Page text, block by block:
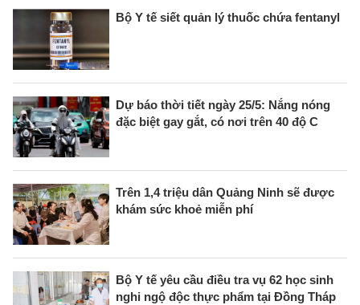
Bộ Y tế siết quản lý thuốc chứa fentanyl
Dự báo thời tiết ngày 25/5: Nắng nóng
đặc biệt gay gắt, có nơi trên 40 độ C
Trên 1,4 triệu dân Quảng Ninh sẽ được
khám sức khoẻ miễn phí
Bộ Y tế yêu cầu điều tra vụ 62 học sinh
nghi ngộ độc thực phẩm tại Đồng Tháp